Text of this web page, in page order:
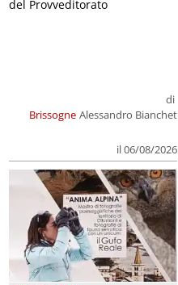
Brissogne
di
Alessandro Bianchet
il 06/08/2026
del Provveditorato